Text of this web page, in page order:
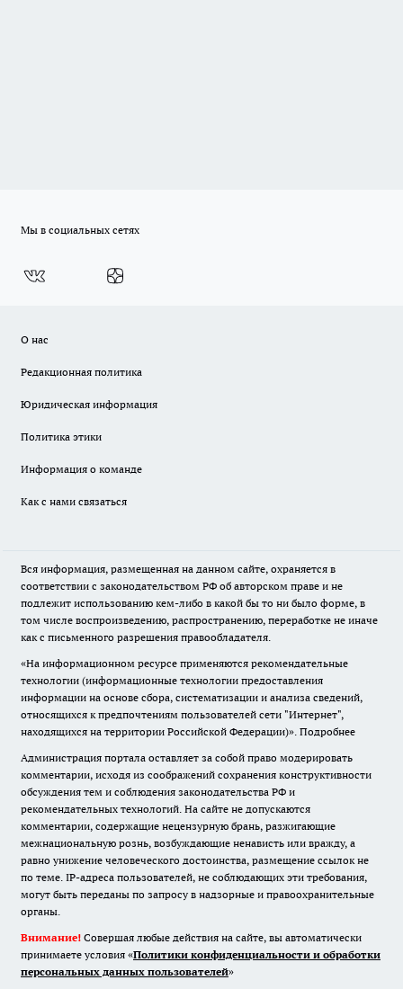
Мы в социальных сетях
О нас
Редакционная политика
Юридическая информация
Политика этики
Информация о команде
Как с нами связаться
Вся информация, размещенная на данном сайте, охраняется в
соответствии с законодательством РФ об авторском праве и не
подлежит использованию кем-либо в какой бы то ни было форме, в
том числе воспроизведению, распространению, переработке не иначе
как с письменного разрешения правообладателя.
«На информационном ресурсе применяются рекомендательные
технологии (информационные технологии предоставления
информации на основе сбора, систематизации и анализа сведений,
относящихся к предпочтениям пользователей сети "Интернет",
находящихся на территории Российской Федерации)». Подробнее
Администрация портала оставляет за собой право модерировать
комментарии, исходя из соображений сохранения конструктивности
обсуждения тем и соблюдения законодательства РФ и
рекомендательных технологий. На сайте не допускаются
комментарии, содержащие нецензурную брань, разжигающие
межнациональную рознь, возбуждающие ненависть или вражду, а
равно унижение человеческого достоинства, размещение ссылок не
по теме. IP-адреса пользователей, не соблюдающих эти требования,
могут быть переданы по запросу в надзорные и правоохранительные
органы.
Внимание! Совершая любые действия на сайте, вы автоматически
принимаете условия «Политики конфиденциальности и обработки
персональных данных пользователей»